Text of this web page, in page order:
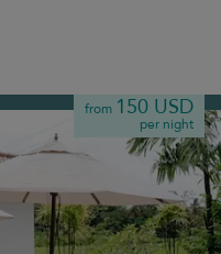
from 150 USD
per night